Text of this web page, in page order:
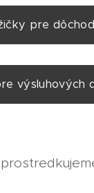
pre
výsluhových